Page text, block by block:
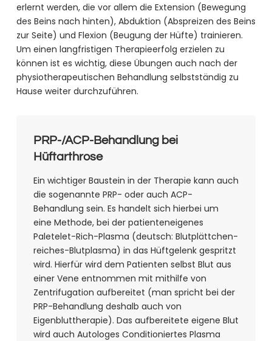
erlernt werden, die vor allem die Extension (Bewegung
des Beins nach hinten), Abduktion (Abspreizen des Beins
zur Seite) und Flexion (Beugung der Hüfte) trainieren.
Um einen langfristigen Therapieerfolg erzielen zu
können ist es wichtig, diese Übungen auch nach der
physiotherapeutischen Behandlung selbstständig zu
Hause weiter durchzuführen.
PRP-/ACP-Behandlung bei
Hüftarthrose
Ein wichtiger Baustein in der Therapie kann auch
die sogenannte PRP- oder auch ACP-
Behandlung sein. Es handelt sich hierbei um
eine Methode, bei der patienteneigenes
Paletelet-Rich-Plasma (deutsch: Blutplättchen-
reiches-Blutplasma) in das Hüftgelenk gespritzt
wird. Hierfür wird dem Patienten selbst Blut aus
einer Vene entnommen mit mithilfe von
Zentrifugation aufbereitet (man spricht bei der
PRP-Behandlung deshalb auch von
Eigenbluttherapie). Das aufbereitete eigene Blut
wird auch Autologes Conditioniertes Plasma